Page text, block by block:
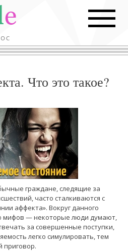
Что это такое?
граждане, следящие за
часто сталкиваются с
аффекта». Вокруг данного
мифов — некоторые люди думают,
за совершенные поступки,
легко симулировать, тем
приговор.